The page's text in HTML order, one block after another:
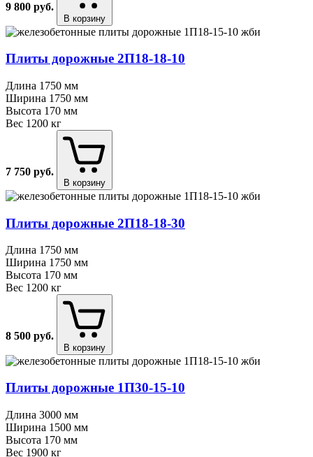
9 800 руб.
В корзину
Плиты дорожные 2П18⁠-⁠18⁠-⁠10
Длина 1750 мм
Ширина 1750 мм
Высота 170 мм
Вес 1200 кг
7 750 руб.
В корзину
Плиты дорожные 2П18⁠-⁠18⁠-⁠30
Длина 1750 мм
Ширина 1750 мм
Высота 170 мм
Вес 1200 кг
8 500 руб.
В корзину
Плиты дорожные 1П30⁠-⁠15⁠-⁠10
Длина 3000 мм
Ширина 1500 мм
Высота 170 мм
Вес 1900 кг